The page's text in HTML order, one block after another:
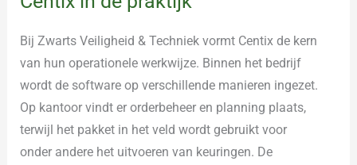
Bij Zwarts Veiligheid & Techniek vormt Centix de kern
van hun operationele werkwijze. Binnen het bedrijf
wordt de software op verschillende manieren ingezet.
Op kantoor vindt er orderbeheer en planning plaats,
terwijl het pakket in het veld wordt gebruikt voor
onder andere het uitvoeren van keuringen. De